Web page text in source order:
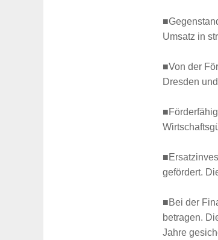
Umsatz in
■Von der
Dresden
gefördert.
■Bei der
betragen.
Jahre